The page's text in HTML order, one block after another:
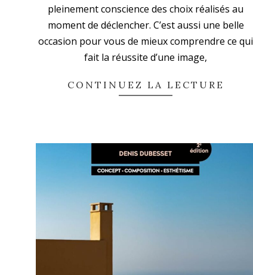
pleinement conscience des choix réalisés au
moment de déclencher. C’est aussi une belle
occasion pour vous de mieux comprendre ce qui
fait la réussite d’une image,
CONTINUEZ LA LECTURE